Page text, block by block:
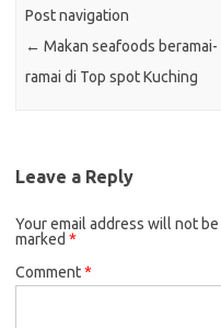
Post navigation
← Makan seafoods beramai-
ramai di Top spot Kuching
Leave a Reply
Your email address will not
marked *
Comment*